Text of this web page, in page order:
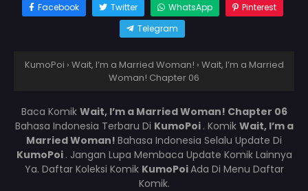
Facebook Twitter WhatsApp
Pinterest
Telegram
KumoPoi › Wait, I’m a Married Woman! › Wait, I’m a Married
Woman! Chapter 06
Baca Komik Wait, I’m a Married Woman! Chapter 06
Bahasa Indonesia Terbaru Di KumoPoi . Komik Wait, I’m a
Married Woman! Bahasa Indonesia Selalu Update Di
KumoPoi . Jangan Lupa Membaca Update Komik Lainnya
Ya. Daftar Koleksi Komik KumoPoiAda Di Menu Daftar
Komik.